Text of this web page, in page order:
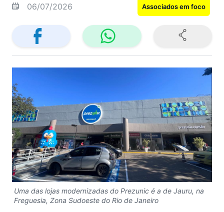
06/07/2026
Associados em foco
Uma das lojas modernizadas do Prezunic é a de Jauru, na
Freguesia, Zona Sudoeste do Rio de Janeiro